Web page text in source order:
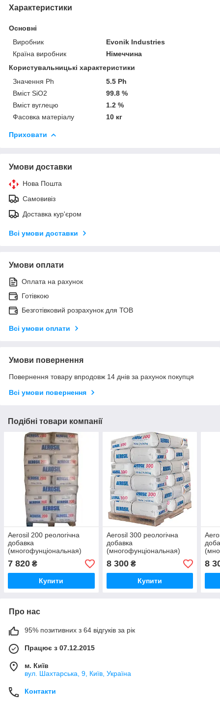
Характеристики
Основні
Виробник
Evonik Industries
Країна виробник
Німеччина
Користувальницькі характеристики
Значення Ph
5.5 Ph
Вміст SiO2
99.8 %
Вміст вуглецю
1.2 %
Фасовка матеріалу
10 кг
Приховати
Умови доставки
Нова Пошта
Самовивіз
Доставка кур'єром
Всі умови доставки
Умови оплати
Оплата на рахунок
Готівкою
Безготівковий розрахунок для ТОВ
Всі умови оплати
Умови повернення
Повернення товару впродовж 14 днів за рахунок покупця
Всі умови повернення
Подібні товари компанії
Aerosil 200 реологічна
добавка
(многофунціональная)
7 820 ₴
Купити
Aerosil 300 реологічна
добавка
(многофунціональная)
8 300₴
Купити
8
Про нас
95% позитивних з 64 відгуків за рік
Працює з 07.12.2015
м. Київ
вул. Шахтарська, 9, Київ, Україна
Контакти